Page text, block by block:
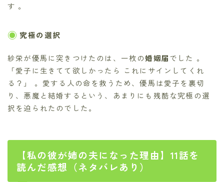
す 。
究極の選択
紗栄が優馬に突きつけたのは、一枚の婚姻届でした 。
「愛子に生きてて欲しかったら これにサインしてくれ
る？」 。愛する人の命を救うため、優馬は愛子を裏切
り、悪魔と結婚するという、あまりにも残酷な究極の選
択を迫られたのでした。
【私の彼が姉の夫になった理由】11話を
読んだ感想（ネタバレあり）